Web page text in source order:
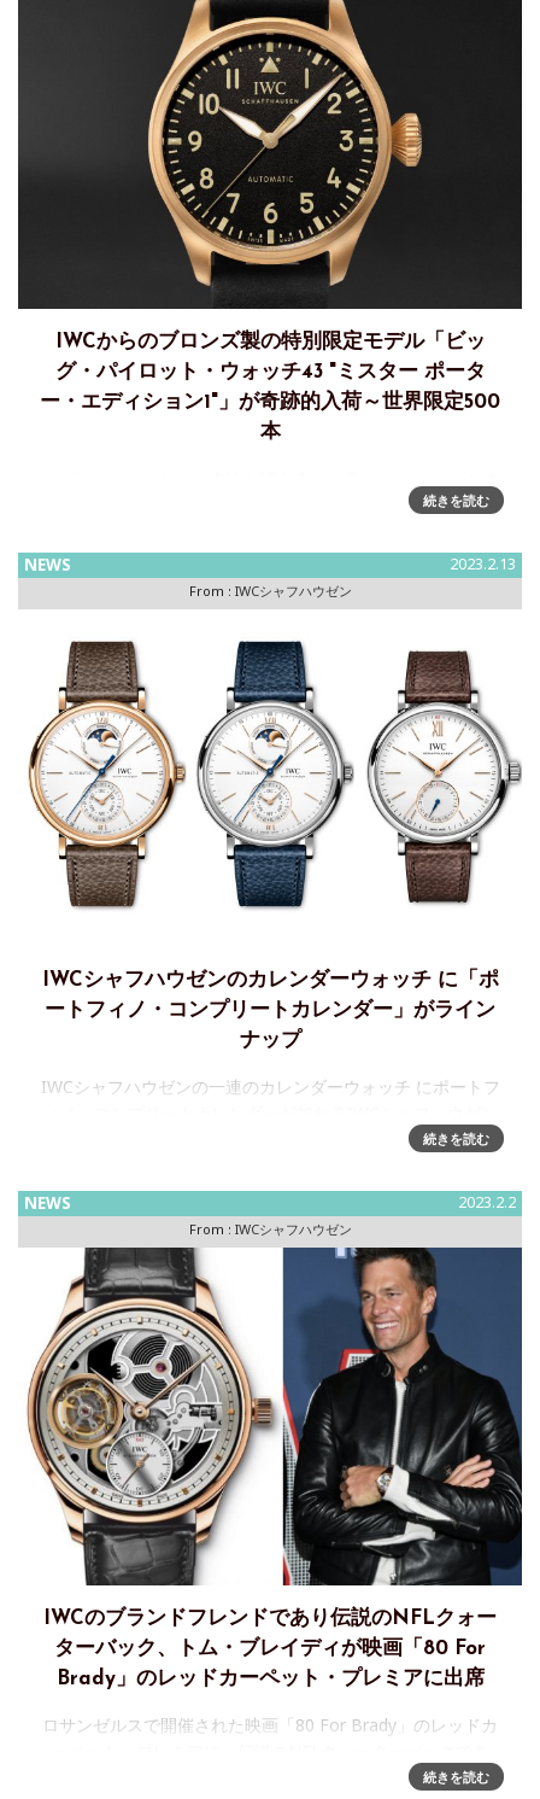
IWCからのブロンズ製の特別限定モデル「ビッ
グ・パイロット・ウォッチ43 "ミスター ポータ
ー・エディション1"」が奇跡的入荷～世界限定500
本
サイト 「ミスター ポーター(MR PORTER)は、世界中からセ
ッションに特化したオンラインショップである。日本では入
手が難し
続きを読む
NEWS 2023.2.13
From : IWCシャフハウゼン
IWCシャフハウゼンのカレンダーウォッチ に「ポ
ートフィノ・コンプリートカレンダー」がライン
ナップ
IWCシャフハウゼンの一連のカレンダーウォッチ にポートフ
がポートフィノ・コンプリートカレンダーを発表します。
スに収め
続きを読む
NEWS 2023.2.2
From : IWCシャフハウゼン
IWCのブランドフレンドであり伝説のNFLクォー
ターバック、トム・ブレイディが映画「80 For
Brady」のレッドカーペット・プレミアに出席
ロサンゼルスで開催された映画「80 For Brady」のレッドカ
り、IWCのブランドフレンドであるトム・ブレイディが出席
続きを読む